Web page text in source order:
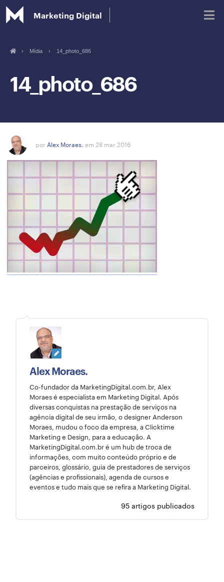
Marketing Digital
› Mídia › 14_photo_686
14_photo_686
por Alex Moraes. em 28 mar 2016
Alex Moraes.
Co-fundador da MarketingDigital.com.br, Alex
Moraes é especialista em Marketing Digital. Após
diversas conquistas na prestação de serviços na
agência digital de seu irmão, o designer Anderson
Moraes, mudou o foco da empresa, a Clicktime
Marketing e Design, para a educação. A
MarketingDigital.com.br é um hub de troca de
informações, com muito conteúdo próprio e de
parceiros, glossário, guia de prestadores de serviços
(agências e profissionais), agenda de cursos e
eventos e tudo mais que se refira a Marketing Digital.
95 artigos publicados